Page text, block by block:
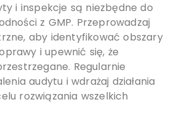
i inspekcje są niezbędne do
z GMP. Przeprowadzaj
aby identyfikować obszary
i upewnić się, że
Regularnie
audytu i wdrażaj działania
rozwiązania wszelkich